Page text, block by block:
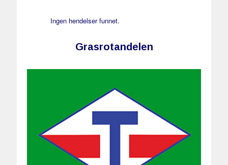
Ingen hendelser funnet.
Grasrotandelen